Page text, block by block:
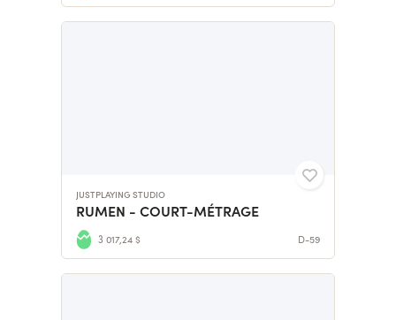
JUSTPLAYING STUDIO
RUMEN - COURT-MÉTRAGE
3 017,24 $ D-59